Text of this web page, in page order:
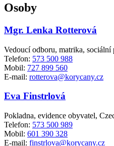
Osoby
Mgr. Lenka Rotterová
Vedoucí odboru, matrika, sociální
Telefon: 573 500 988
Mobil: 727 899 560
E-mail: rotterova@korycany.cz
Eva Finstrlová
Pokladna, evidence obyvatel,
Telefon: 573 500 989
Mobil: 601 390 328
E-mail: finstrlova@korycany.cz